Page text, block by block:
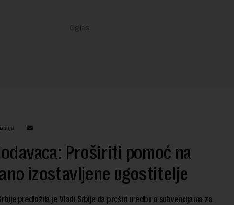
Proširiti pomoć na
izostavljene ugostitelje
predložila je Vladi Srbije da proširi uredbu o subvencijama za